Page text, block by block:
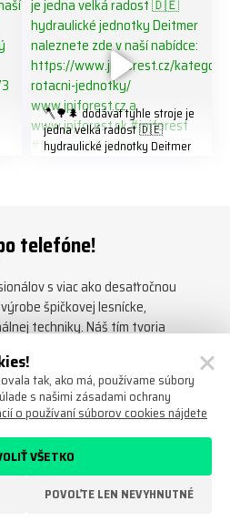
🪓🌳🌲 dodávat tyhle stroje je
jedna velká radost 🇩🇪
hydraulické jednotky Deitmer
#firewood #deitmer
telefóne!
s viac ako desaťročnou
špičkovej lesnícke,
techniky. Náš tím tvoria
vyškolení servisní technici.
Po-Pia: 7:00 - 11:30 a 12:30 -
78, 507 91navigovať sem
tak, ako má, používame súbory
s našimi zásadami ochrany
o používaní súborov cookies nájdete
POVOĽTE LEN NEVYHNUTNÉ
VŠETKO